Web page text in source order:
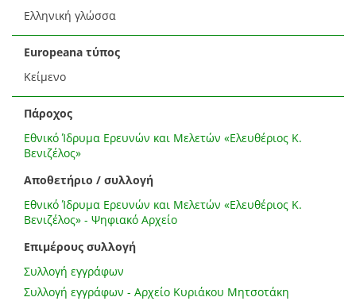
Ελληνική γλώσσα
Europeana τύπος
Κείμενο
Πάροχος
Εθνικό Ίδρυμα Ερευνών και Μελετών «Ελευθέριος Κ.
Βενιζέλος»
Αποθετήριο / συλλογή
Εθνικό Ίδρυμα Ερευνών και Μελετών «Ελευθέριος Κ.
Βενιζέλος» - Ψηφιακό Αρχείο
Επιμέρους συλλογή
Συλλογή εγγράφων
Συλλογή εγγράφων - Αρχείο Κυριάκου Μητσοτάκη